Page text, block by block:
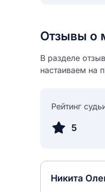
Отзывы о
В разделе
настаиваем на
Рейтинг
5
Никита
разрешить публикацию
ЗАКРЫТЬ